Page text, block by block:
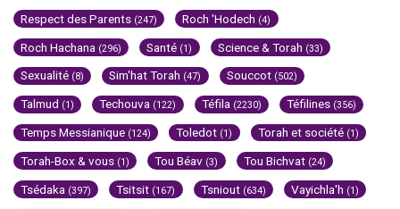
Respect des Parents (247) Roch 'Hodech (4)
Roch Hachana (296) Santé (1) Science & Torah (33)
Sexualité (8) Sim'hat Torah (47) Souccot (502)
Talmud (1) Techouva (122) Téfila (2230) Téfilines (356)
Temps Messianique (124) Toledot (1) Torah et société (1)
Torah-Box & vous (1) Tou Béav (3) Tou Bichvat (24)
Tsédaka (397) Tsitsit (167) Tsniout (634) Vayichla'h (1)